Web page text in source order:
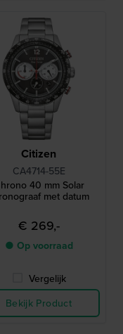
Citizen
CA4714-55E
40 mm Solar
met datum
€ 269,-
● Op voorraad
Vergelijk
Bekijk Product